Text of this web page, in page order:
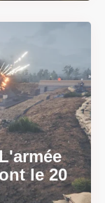
le 20